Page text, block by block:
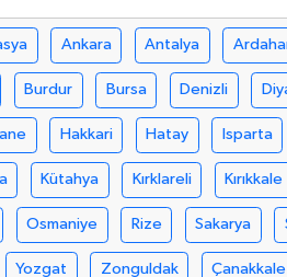
Ankara Antalya
Burdur Bursa Denizli
Hakkari Hatay Isparta
Kütahya Kırklareli Kırıkkale
Osmaniye Rize Sakarya
Yozgat Zonguldak Çanakkale